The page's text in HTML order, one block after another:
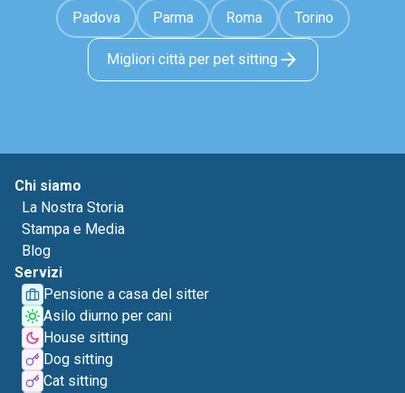
Padova Parma Roma Torino
Migliori città per pet sitting
Chi siamo
La Nostra Storia
Stampa e Media
Blog
Servizi
Pensione a casa del sitter
Asilo diurno per cani
House sitting
Dog sitting
Cat sitting